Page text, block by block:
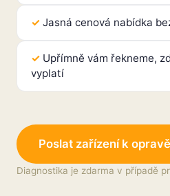
Jasná cenová nabídka
Upřímně vám řekneme,
vyplatí
Poslat zařízení k
Diagnostika je zdarma v případě